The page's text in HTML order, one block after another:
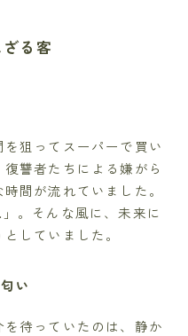
る客
狙ってスーパーで買い
讐者たちによる嫌がら
間が流れていました。
。そんな風に、未来に
していました。
い
待っていたのは、静か